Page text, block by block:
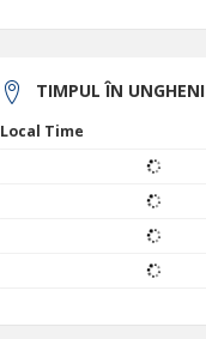
TIMPUL ÎN UNGHENI
Local Time